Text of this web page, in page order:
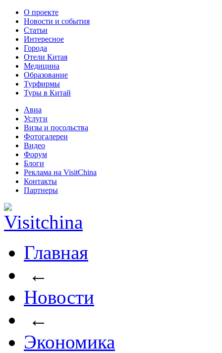
О проекте
Новости и события
Статьи
Интересное
Города
Отели Китая
Медицина
Образование
Турфирмы
Туры в Китай
Авиа
Услуги
Визы и посольства
Фотогалереи
Видео
Форум
Блоги
Реклама на VisitChina
Контакты
Партнеры
Главная
←
Новости
←
Экономика